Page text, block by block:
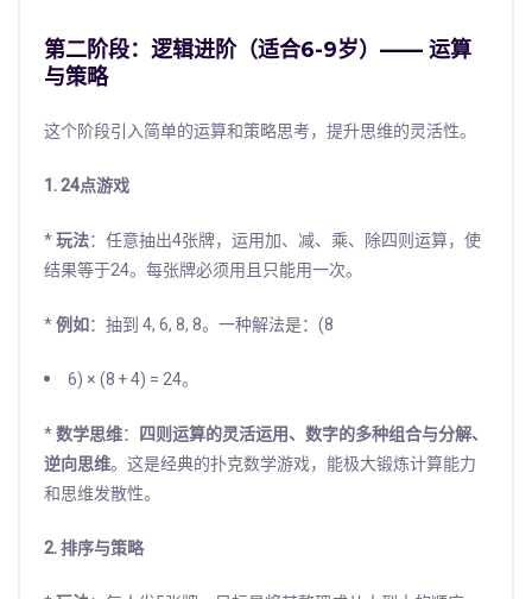
第二阶段：逻辑进阶（适合6-9岁）—— 运算
与策略
这个阶段引入简单的运算和策略思考，提升思维的灵活性。
1. 24点游戏
*玩法：任意抽出4张牌，运用加、减、乘、除四则运算，使
结果等于24。每张牌必须用且只能用一次。
*例如：抽到 4, 6, 8, 8。一种解法是：(8
6) × (8 + 4) = 24。
*数学思维： 四则运算的灵活运用、数字的多种组合与分解、
逆向思维。这是经典的扑克数学游戏，能极大锻炼计算能力
和思维发散性。
2. 排序与策略